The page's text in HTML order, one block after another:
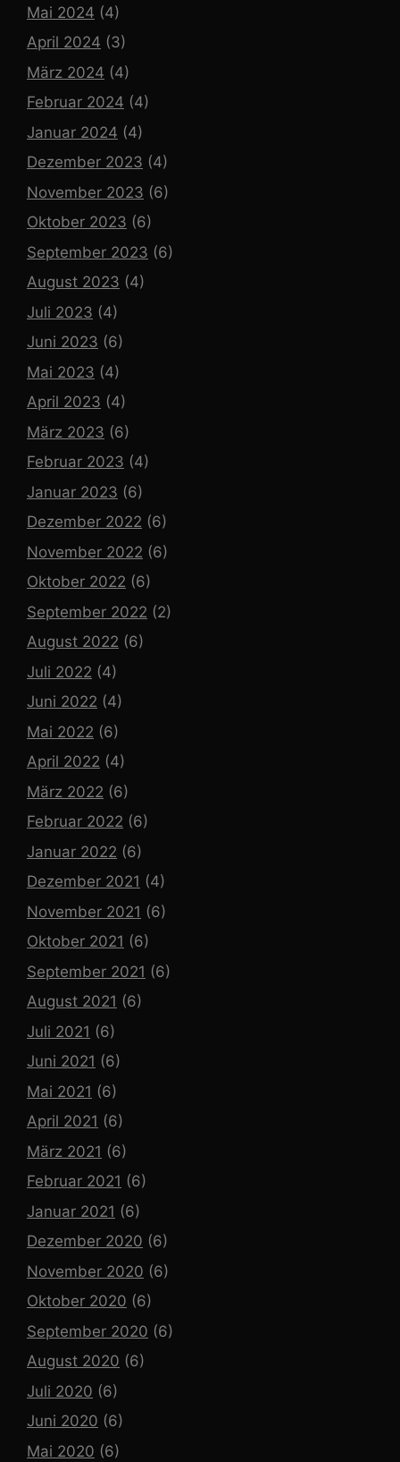
Mai 2024 (4)
April 2024 (3)
März 2024 (4)
Februar 2024 (4)
Januar 2024 (4)
Dezember 2023 (4)
November 2023 (6)
Oktober 2023 (6)
September 2023 (6)
August 2023 (4)
Juli 2023 (4)
Juni 2023 (6)
Mai 2023 (4)
April 2023 (4)
März 2023 (6)
Februar 2023 (4)
Januar 2023 (6)
Dezember 2022 (6)
November 2022 (6)
Oktober 2022 (6)
September 2022 (2)
August 2022 (6)
Juli 2022 (4)
Juni 2022 (4)
Mai 2022 (6)
April 2022 (4)
März 2022 (6)
Februar 2022 (6)
Januar 2022 (6)
Dezember 2021 (4)
November 2021 (6)
Oktober 2021 (6)
September 2021 (6)
August 2021 (6)
Juli 2021 (6)
Juni 2021 (6)
Mai 2021 (6)
April 2021 (6)
März 2021 (6)
Februar 2021 (6)
Januar 2021 (6)
Dezember 2020 (6)
November 2020 (6)
Oktober 2020 (6)
September 2020 (6)
August 2020 (6)
Juli 2020 (6)
Juni 2020 (6)
Mai 2020 (6)